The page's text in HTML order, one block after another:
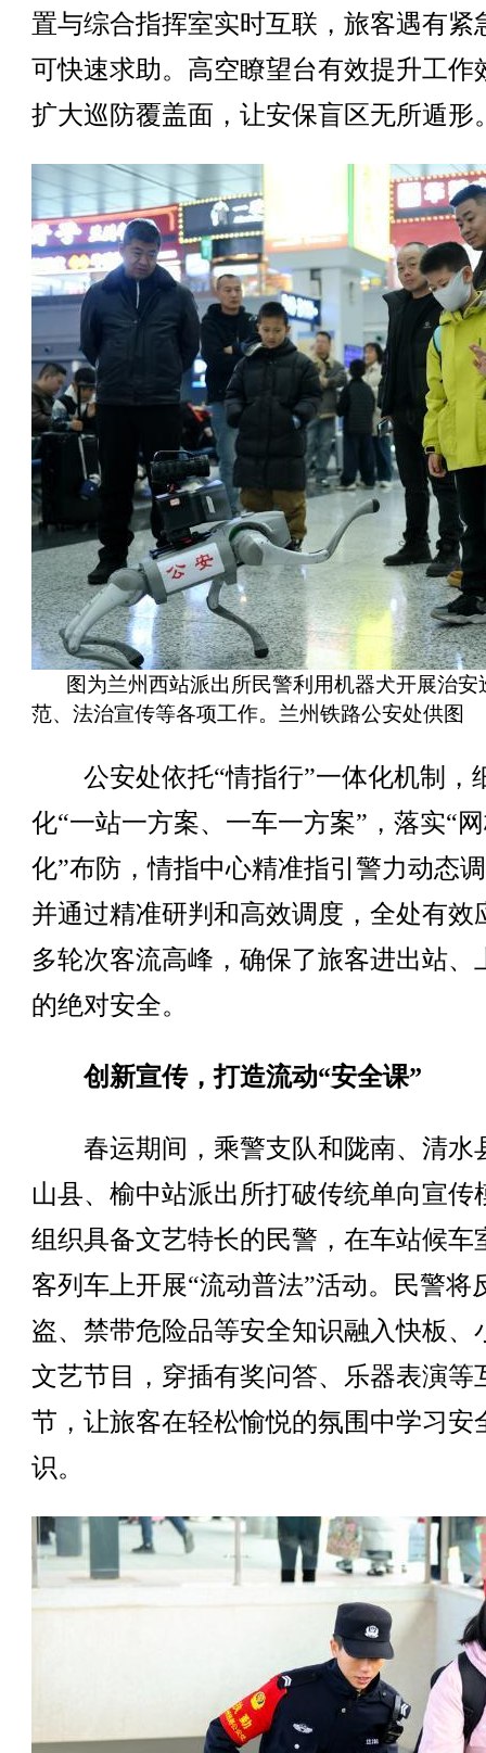
置与综合指挥室实时互联，旅客遇有紧
可快速求助。高空瞭望台有效提升工作
扩大巡防覆盖面，让安保盲区无所遁形
图为兰州西站派出所民警利用机器犬开展治安
范、法治宣传等各项工作。兰州铁路公安处供图
公安处依托“情指行”一体化机制，
化“一站一方案、一车一方案”，落实“
化”布防，情指中心精准指引警力动态
并通过精准研判和高效调度，全处有效
多轮次客流高峰，确保了旅客进出站、
的绝对安全。
创新宣传，打造流动“安全课”
春运期间，乘警支队和陇南、清水
山县、榆中站派出所打破传统单向宣传
组织具备文艺特长的民警，在车站候车
客列车上开展“流动普法”活动。民警将
盗、禁带危险品等安全知识融入快板、
文艺节目，穿插有奖问答、乐器表演等
节，让旅客在轻松愉悦的氛围中学习安
识。